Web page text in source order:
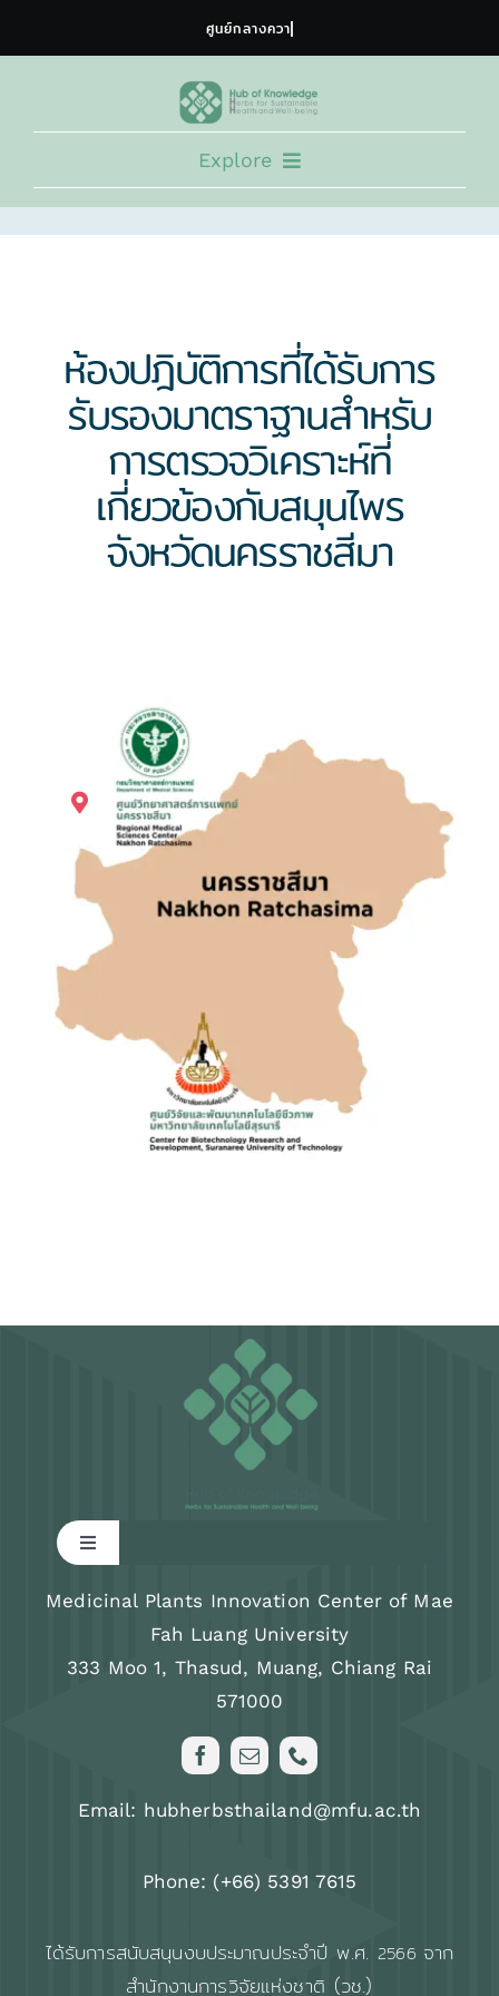
to
Explore
HOME
DOCUMENTS
COLLABORATION
ABOUT US
ห้องปฎิบัติการที่ได้รับการ
รับรองมาตราฐานสำหรับ
การตรวจวิเคราะห์ที่
เกี่ยวข้องกับสมุนไพร
จังหวัดนครราชสีมา
Toggle
Research
Training program
About us
Medicinal Plants Innovation Center of Mae
Fah Luang University
333 Moo 1, Thasud, Muang, Chiang Rai
571000
Email: hubherbsthailand@mfu.ac.th
Phone: (+66) 5391 7615
ได้รับการสนับสนุนงบประมาณประจำปี พ.ศ.2566 จาก
สำนักงานการวิจัยแห่งชาติ (วช.)